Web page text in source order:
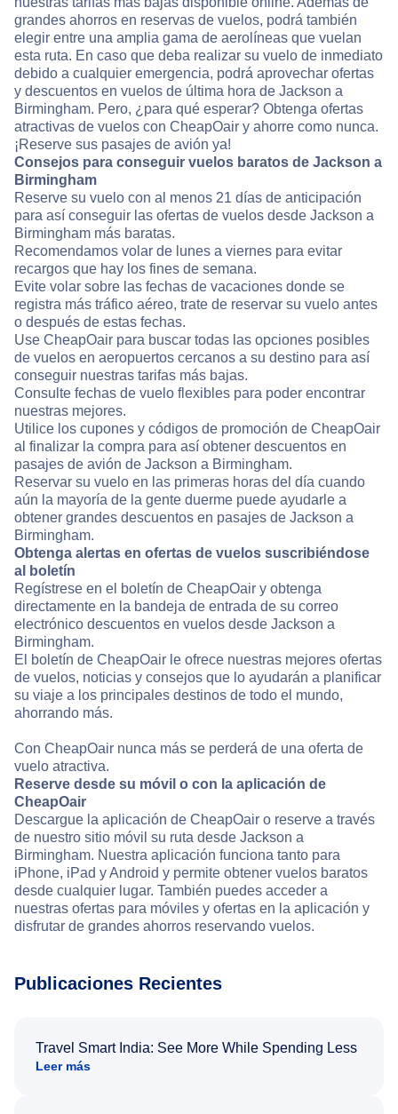
grandes ahorros en reservas de vuelos, podrá también
elegir entre una amplia gama de aerolíneas que vuelan
esta ruta. En caso que deba realizar su vuelo de inmediato
debido a cualquier emergencia, podrá aprovechar ofertas
y descuentos en vuelos de última hora de Jackson a
Birmingham. Pero, ¿para qué esperar? Obtenga ofertas
atractivas de vuelos con CheapOair y ahorre como nunca.
¡Reserve sus pasajes de avión ya!
Consejos para conseguir vuelos baratos de Jackson a
Birmingham
Reserve su vuelo con al menos 21 días de anticipación
para así conseguir las ofertas de vuelos desde Jackson a
Birmingham más baratas.
Recomendamos volar de lunes a viernes para evitar
recargos que hay los fines de semana.
Evite volar sobre las fechas de vacaciones donde se
registra más tráfico aéreo, trate de reservar su vuelo antes
o después de estas fechas.
Use CheapOair para buscar todas las opciones posibles
de vuelos en aeropuertos cercanos a su destino para así
conseguir nuestras tarifas más bajas.
Consulte fechas de vuelo flexibles para poder encontrar
nuestras mejores.
Utilice los cupones y códigos de promoción de CheapOair
al finalizar la compra para así obtener descuentos en
pasajes de avión de Jackson a Birmingham.
Reservar su vuelo en las primeras horas del día cuando
aún la mayoría de la gente duerme puede ayudarle a
obtener grandes descuentos en pasajes de Jackson a
Birmingham.
Obtenga alertas en ofertas de vuelos suscribiéndose
al boletín
Regístrese en el boletín de CheapOair y obtenga
directamente en la bandeja de entrada de su correo
electrónico descuentos en vuelos desde Jackson a
Birmingham.
El boletín de CheapOair le ofrece nuestras mejores ofertas
de vuelos, noticias y consejos que lo ayudarán a planificar
su viaje a los principales destinos de todo el mundo,
ahorrando más.
Con CheapOair nunca más se perderá de una oferta de
vuelo atractiva.
Reserve desde su móvil o con la aplicación de
CheapOair
Descargue la aplicación de CheapOair o reserve a través
de nuestro sitio móvil su ruta desde Jackson a
Birmingham. Nuestra aplicación funciona tanto para
iPhone, iPad y Android y permite obtener vuelos baratos
desde cualquier lugar. También puedes acceder a
nuestras ofertas para móviles y ofertas en la aplicación y
disfrutar de grandes ahorros reservando vuelos.
Publicaciones Recientes
Travel Smart India: See More While Spending Less
Leer más